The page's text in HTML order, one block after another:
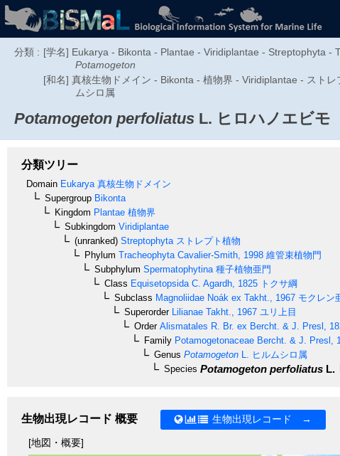
分類 : [学名] Eukarya - Bikonta - Plantae - Viridiplantae - Streptophyta
Potamogeton
[和名] 真核生物ドメイン - Bikonta - 植物界 - Viridiplantae - スト
ムシロ属
Potamogeton perfoliatus L. ヒロハノエビモ
分類ツリー
Domain Eukarya 真核生物ドメイン
Supergroup Bikonta
Kingdom Plantae 植物界
Subkingdom Viridiplantae
(unranked) Streptophyta ストレプト植物
Phylum Tracheophyta Cavalier-Smith, 1998 維管束植物門
Subphylum Spermatophytina 種子植物亜門
Class Equisetopsida C. Agardh, 1825 トクサ綱
Subclass Magnoliidae Noák ex Takht., 1967 モクレン
SuperorderLilianae Takht., 1967 ユリ上目
OrderAlismatales R. Br. ex Bercht. & J. Presl,
Family Potamogetonaceae Bercht. & J. Presl,
Genus Potamogeton
ヒルムシロ属
Species Potamogeton perfoliatus L.
生物出現レコード 概要 生物出現レコード →
[地図・概要]